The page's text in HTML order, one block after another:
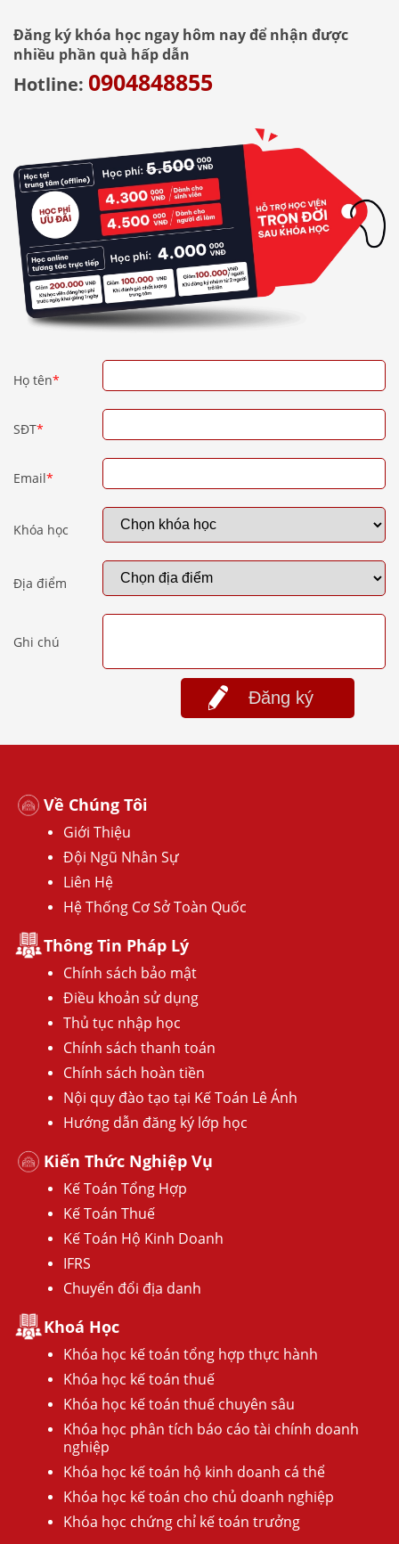
Đăng ký khóa học ngay hôm nay để nhận được
nhiều phần quà hấp dẫn
Hotline: 0904848855
Họ tên*
SĐT*
Email*
Khóa học
Địa điểm
Ghi chú
Đăng ký
Về Chúng Tôi
Giới Thiệu
Đội Ngũ Nhân Sự
Liên Hệ
Hệ Thống Cơ Sở Toàn Quốc
Thông Tin Pháp Lý
Chính sách bảo mật
Điều khoản sử dụng
Thủ tục nhập học
Chính sách thanh toán
Chính sách hoàn tiền
Nội quy đào tạo tại Kế Toán Lê Ánh
Hướng dẫn đăng ký lớp học
Kiến Thức Nghiệp Vụ
Kế Toán Tổng Hợp
Kế Toán Thuế
Kế Toán Hộ Kinh Doanh
IFRS
Chuyển đổi địa danh
Khoá Học
Khóa học kế toán tổng hợp thực hành
Khóa học kế toán thuế
Khóa học kế toán thuế chuyên sâu
Khóa học phân tích báo cáo tài chính doanh
nghiệp
Khóa học kế toán hộ kinh doanh cá thể
Khóa học kế toán cho chủ doanh nghiệp
Khóa học chứng chỉ kế toán trưởng